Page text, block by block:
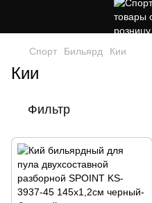
Спорт Бильярд Кии
Кии
Фильтр